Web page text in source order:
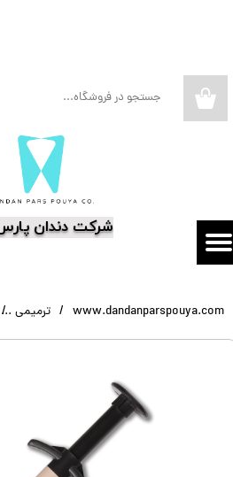
​شرکت دندان
تغییر گذر واژه
سفارشات
www.dandanparspouya.com ترمیمی